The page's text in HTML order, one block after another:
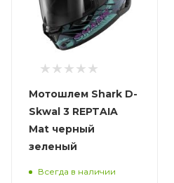
Мотошлем Shark D-
Skwal 3 REPTAIA
Mat черный
зеленый
Всегда в наличии